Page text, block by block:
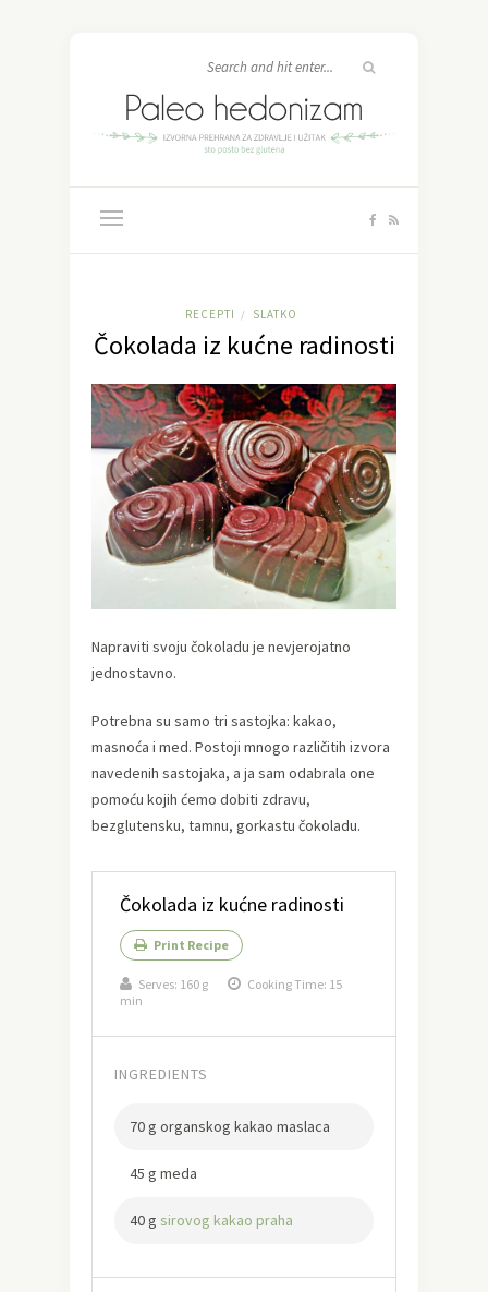
RECEPTI / SLATKO
Čokolada iz kućne radinosti
Napraviti svoju čokoladu je nevjerojatno
jednostavno.
Potrebna su samo tri sastojka: kakao,
masnoća i med. Postoji mnogo različitih izvora
navedenih sastojaka, a ja sam odabrala one
pomoću kojih ćemo dobiti zdravu,
bezglutensku, tamnu, gorkastu čokoladu.
Čokolada iz kućne radinosti
Print Recipe
Serves: 160 g
Cooking Time: 15
min
INGREDIENTS
70 g organskog kakao maslaca
45 g meda
40 g sirovog kakao praha